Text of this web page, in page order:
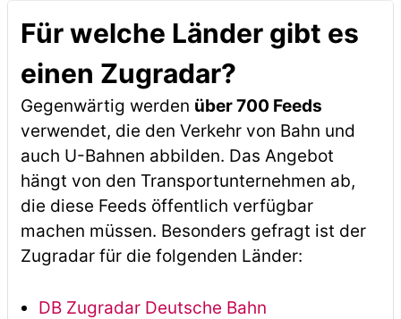
Für welche Länder gibt es
einen Zugradar?
Gegenwärtig werden über 700 Feeds
verwendet, die den Verkehr von Bahn und
auch U-Bahnen abbilden. Das Angebot
hängt von den Transportunternehmen ab,
die diese Feeds öffentlich verfügbar
machen müssen. Besonders gefragt ist der
Zugradar für die folgenden Länder:
DB Zugradar Deutsche Bahn